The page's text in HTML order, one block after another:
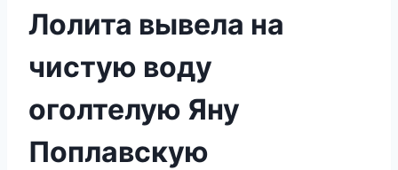
Лолита вывела на
чистую воду
оголтелую Яну
Поплавскую